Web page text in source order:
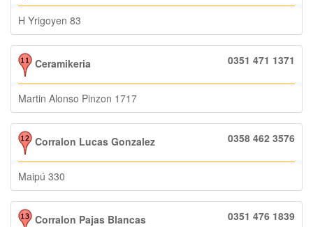
H Yrigoyen 83
Ceramikeria 0351 471 1371
Martin Alonso Pinzon 1717
Corralon Lucas Gonzalez 0358 462 3576
Maipú 330
Corralon Pajas Blancas 0351 476 1839